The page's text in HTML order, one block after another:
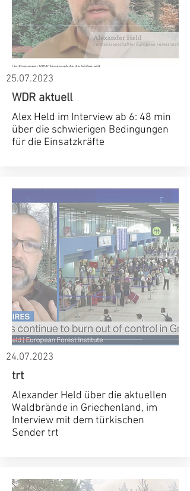
25.07.2023
WDR aktuell
Alex Held im Interview ab 6: 48 min
über die schwierigen Bedingungen
für die Einsatzkräfte
24.07.2023
trt
Alexander Held über die aktuellen
Waldbrände in Griechenland, im
Interview mit dem türkischen
Sender trt